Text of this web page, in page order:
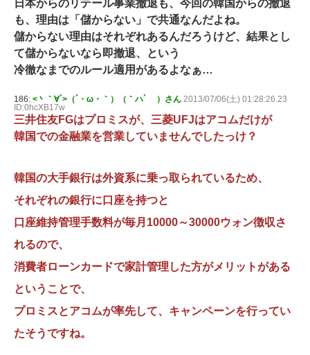
日本からのリテール事業撤退も、今回の韓国からの撤退
も、理由は「儲からない」で共通なんだよね。
儲からない理由はそれぞれあるんだろうけど、結果とし
て儲からないなら即撤退、という
冷徹なまでのルール適用があるよなぁ…
186: <丶｀∀´>（´・ω・｀）（｀ハ´ ）さん 2013/07/06(土) 01:28:26.23
ID:0hcXB17w
三井住友FGはプロミスが、三菱UFJはアコムだけが
韓国での金融業を営業していませんでしたっけ？
韓国の大手銀行は外資系に乗っ取られているため、
それぞれの銀行に口座を持つと
口座維持管理手数料が毎月10000～30000ウォン徴収さ
れるので、
消費者ローンカードで家計管理した方がメリットがある
ということで、
プロミスとアコムが率先して、キャンペーンを行ってい
たそうですね。